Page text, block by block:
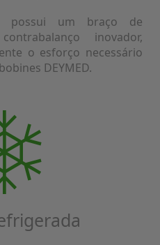
possui um braço de
inovador,
o esforço necessário
DEYMED.